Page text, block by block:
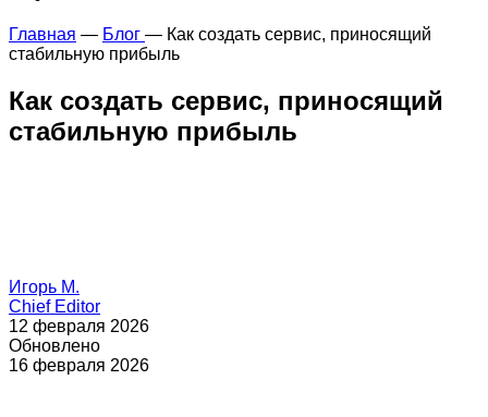
Главная — Блог — Как создать сервис, приносящий
стабильную прибыль
Как создать сервис, приносящий
стабильную прибыль
Игорь М.
Chief Editor
12 февраля 2026
Обновлено
16 февраля 2026